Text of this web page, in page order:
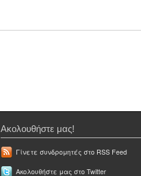
Ακολουθήστε μας!
Γίνετε συνδρομητές στο RSS Feed
Ακολουθήστε μας στο Twitter